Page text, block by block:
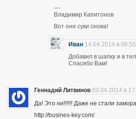
—
Владимир Капитонов
Вот они суки снова!
Иван 14.04.2014 в 08:55
Добавил в шапку и в
Спасибо Вам!
Геннадий Литвинов 03.04.2014 в
Да! Это ни!!!!!! Даже не стали
http://busines-key.com/